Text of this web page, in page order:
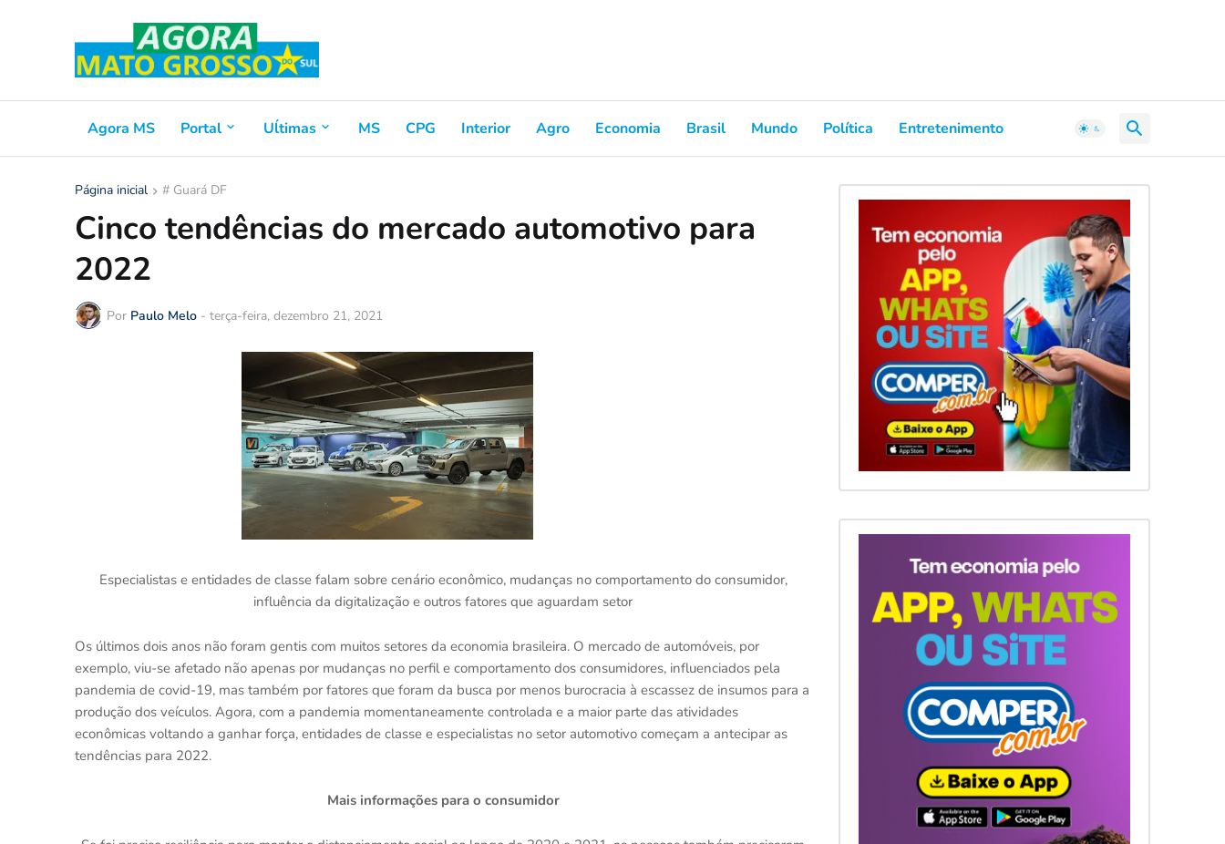
Agora MS Portal Uĺtimas MS CPG Interior Agro Economia Brasil Mundo Política Entretenimento
Página inicial # Guará DF
Cinco tendências do mercado automotivo para
2022
Por Paulo Melo - terça-feira, dezembro 21, 2021
Especialistas e entidades de classe falam sobre cenário econômico, mudanças no comportamento do consumidor,
influência da digitalização e outros fatores que aguardam setor
Os últimos dois anos não foram gentis com muitos setores da economia brasileira. O mercado de automóveis, por
exemplo, viu-se afetado não apenas por mudanças no perfil e comportamento dos consumidores, influenciados pela
pandemia de covid-19, mas também por fatores que foram da busca por menos burocracia à escassez de insumos para a
produção dos veículos. Agora, com a pandemia momentaneamente controlada e a maior parte das atividades
econômicas voltando a ganhar força, entidades de classe e especialistas no setor automotivo começam a antecipar as
tendências para 2022.
Mais informações para o consumidor